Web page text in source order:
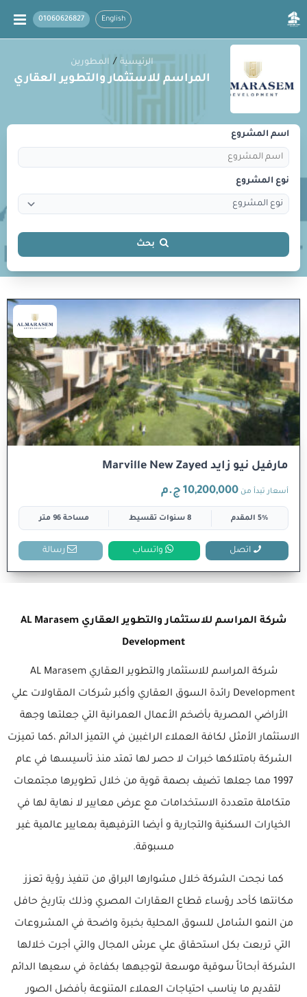
English
01060626827
الرئيسية / المطورين
المراسم للاستثمار والتطوير العقاري
اسم المشروع
نوع المشروع
بحث
مارفيل نيو زايد Marville New Zayed
أسعار تبدأ من 10,200,000 ج.م
5% المقدم 8 سنوات تقسيط مساحة 96 متر
اتصل واتساب رسالة
شركة المراسم للاستثمار والتطوير العقاري AL Marasem
Development
شركة المراسم للاستثمار والتطوير العقاري AL Marasem
Development رائدة السوق العقاري وأكبر شركات المقاولات علي
الأراضي المصرية بأضخم الأعمال العمرانية التي جعلتها وجهة
الاستثمار الأمثل لكافة العملاء الراغبين في التميز الدائم ،كما تميزت
الشركة بامتلاكها خبرات لا حصر لها تمتد منذ تأسيسها في عام
1997 مما جعلها تضيف بصمة قوية من خلال تطويرها مجتمعات
متكاملة متعددة الاستخدامات مع عرض معايير لا نهاية لها في
الخيارات السكنية والتجارية و أيضا الترفيهية بمعايير عالمية غير
مسبوقة.
كما نجحت الشركة خلال مشوارها البراق من تنفيذ رؤية تعزز
مكانتها كأحد رؤساء قطاع العقارات المصري وذلك بتاريخ حافل
من النمو الشامل للسوق المحلية بخبرة واضحة في المشروعات
التي تربعت بكل استحقاق علي عرش المجال والتي أجرت خلالها
الشركة أبحاثاً سوقية موسعة لتوجيهها بكفاءة في سعيها الدائم
لتقديم ما يناسب احتياجات العملاء المتنوعة بأفضل الصور